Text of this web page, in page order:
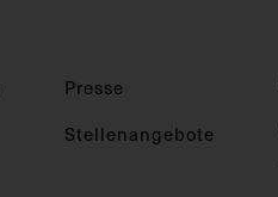
Presse
Stellenangebote